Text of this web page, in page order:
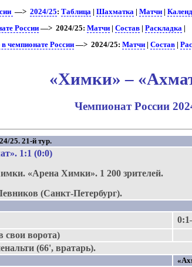
—>2024/25:Таблица |Шахматка |Матчи |
России —> 2024/25:Матчи |Состав |Раскладка |
чемпионате России —> 2024/25:Матчи |Состав |
«Химки» –
Чемпионат России
25. 21-й тур.
. 1:1 (0:0)
«Арена Химки». 1 200 зрителей.
(Санкт-Петербург).
свои ворота)
(66', вратарь).